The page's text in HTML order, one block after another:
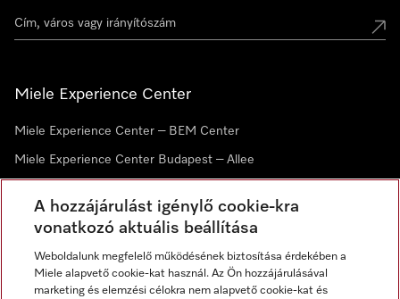
Miele Experience Center
Miele Experience Center – BEM Center
Miele Experience Center Budapest – Allee
Hírlevél
A hozzájárulást igénylő cookie-kra
vonatkozó aktuális beállítása
Weboldalunk megfelelő működésének biztosítása érdekében a
Miele alapvető cookie-kat használ. Az Ön hozzájárulásával
marketing és elemzési célokra nem alapvető cookie-kat és